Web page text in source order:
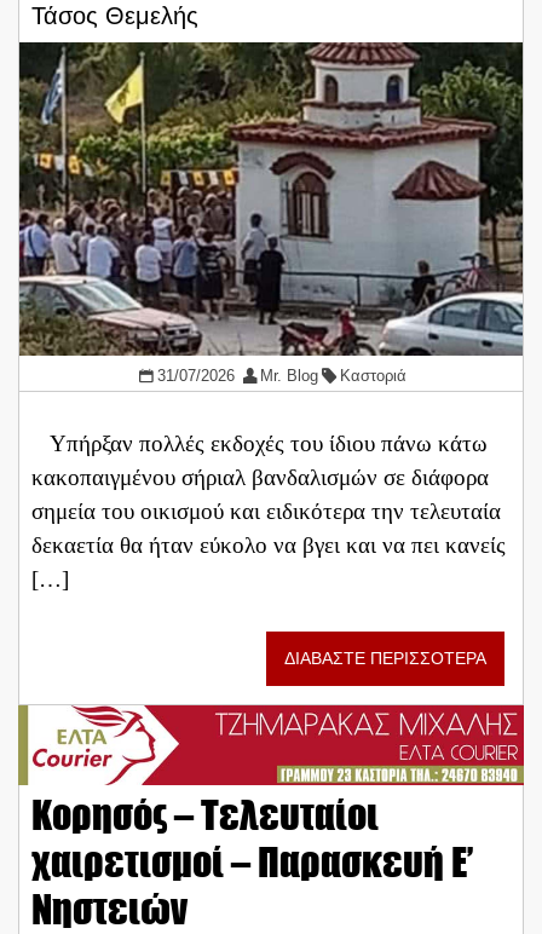
Τάσος Θεμελής
31/07/2026 Mr. Blog Καστοριά
Υπήρξαν πολλές εκδοχές του ίδιου πάνω κάτω
κακοπαιγμένου σήριαλ βανδαλισμών σε διάφορα
σημεία του οικισμού και ειδικότερα την τελευταία
δεκαετία θα ήταν εύκολο να βγει και να πει κανείς
[…]
ΔΙΑΒΑΣΤΕ ΠΕΡΙΣΣΟΤΕΡΑ
Κορησός – Τελευταίοι
χαιρετισμοί – Παρασκευή Ε’
Νηστειών